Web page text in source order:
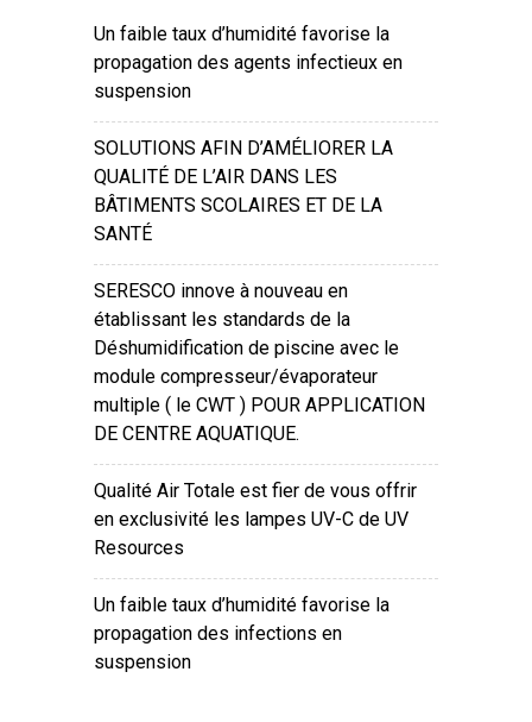
Un faible taux d’humidité favorise la
propagation des agents infectieux en
suspension
SOLUTIONS AFIN D’AMÉLIORER LA
QUALITÉ DE L’AIR DANS LES
BÂTIMENTS SCOLAIRES ET DE LA
SANTÉ
SERESCO innove à nouveau en
établissant les standards de la
Déshumidification de piscine avec le
module compresseur/évaporateur
multiple ( le CWT ) POUR APPLICATION
DE CENTRE AQUATIQUE.
Qualité Air Totale est fier de vous offrir
en exclusivité les lampes UV-C de UV
Resources
Un faible taux d’humidité favorise la
propagation des infections en
suspension